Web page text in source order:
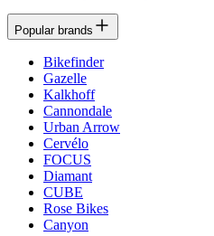
Popular brands
Bikefinder
Gazelle
Kalkhoff
Cannondale
Urban Arrow
Cervélo
FOCUS
Diamant
CUBE
Rose Bikes
Canyon